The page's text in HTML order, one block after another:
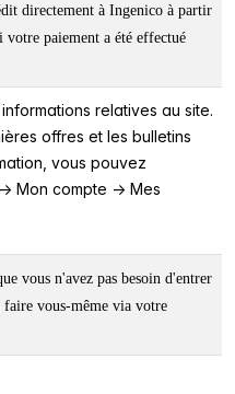
directement à Ingenico à partir
paiement a été effectué
relatives au site.
offres et les bulletins
vous pouvez
Mon compte -> Mes
vous n'avez pas besoin d'entrer
faire vous-même via votre